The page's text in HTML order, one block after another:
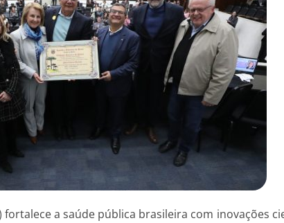
a saúde pública brasileira com inovações